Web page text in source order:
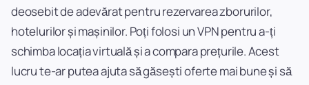
deosebit de adevărat pentru rezervarea zborurilor,
hotelurilor și mașinilor. Poți folosi un VPN pentru a-ți
schimba locația virtuală și a compara prețurile. Acest
lucru te-ar putea ajuta să găsești oferte mai bune și să